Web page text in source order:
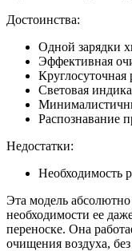
Достоинства:
Одной зарядки
Эффективная
Круглосуточная
Световая
Распознавание
Недостатки:
Необходимость
Эта модель
необходимости ее
переноске. Она
очищения воздуха,